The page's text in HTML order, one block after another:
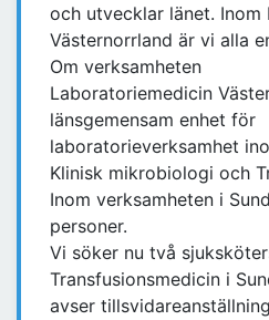
och utvecklar länet. Inom
Västernorrland är vi alla
Om verksamheten
Laboratoriemedicin
länsgemensam enhet för
laboratorieverksamhet
Klinisk mikrobiologi och
Inom verksamheten i
personer.
Vi söker nu två
Transfusionsmedicin i
avser